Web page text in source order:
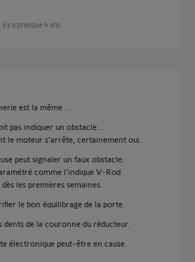
il y a presque 4 ans
est la même ...
pas indiquer un obstacle...
le moteur s'arrête, certainement oui.
peut signaler un faux obstacle.
comme l'indique V-Rod.
les premières semaines.
le bon équilibrage de la porte.
de la couronne du réducteur.
électronique peut-être en cause.